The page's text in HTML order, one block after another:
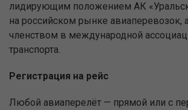
лидирующим положением АК
на российском рынке авиаперевозок,
членством в международной
транспорта.
Регистрация на рейс
Любой авиаперелёт — прямой или с